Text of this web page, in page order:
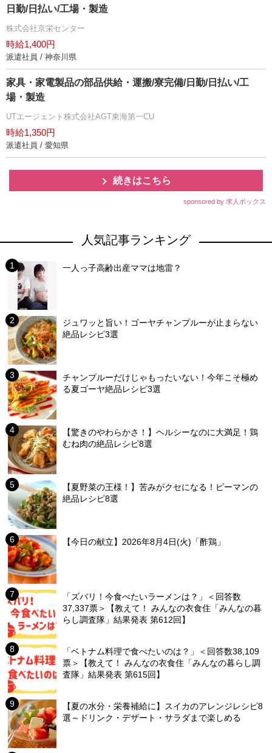
日勤/日払い/工場・製造
株式会社京栄センター
時給1,400円
派遣社員 / 神奈川県
家具・家電製品の部品供給・運搬/寮完備/日勤/日払い/工
場・製造
UTエージェント株式会社AGT東海第一CU
時給1,350円
派遣社員 / 愛知県
続きはこちら
sponsored by 求人ボックス
人気記事ランキング
一人っ子高齢出産ママは地雷？
ジュワッと旨い！ゴーヤチャンプルーが止まらない
絶品レシピ3選
チャンプルーだけじゃもったいない！今年こそ極め
る夏ゴーヤ絶品レシピ3選
【驚きのやわらかさ！】ヘルシーなのに大満足！鶏
むね肉の絶品レシピ8選
【夏野菜の王様！】苦みがクセになる！ピーマンの
絶品レシピ8選
【今日の献立】2026年8月4日(火)「酢鶏」
「ズバリ！今食べたいラーメンは？」＜回答数
37,337票＞【教えて！ みんなの衣食住「みんなの暮
らし調査隊」結果発表 第612回】
「ベトナム料理で食べたいのは？」＜回答数38,109
票＞【教えて！ みんなの衣食住「みんなの暮らし調
査隊」結果発表 第615回】
【夏の水分・栄養補給に】スイカのアレンジレシピ8
選～ドリンク・デザート・サラダまで楽しめる